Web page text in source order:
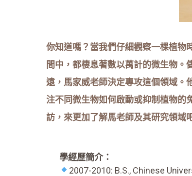
你知道嗎？當我們仔細觀察一棵植物
間中，都棲息著數以萬計的微生物
遠，馬家威老師決定專攻這個領域。
注不同微生物如何啟動或抑制植物的
訪，來更加了解馬老師及其研究領域
學經歷簡介：
2007-2010: B.S., Chinese